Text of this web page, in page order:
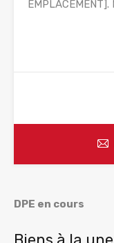
DPE en cours